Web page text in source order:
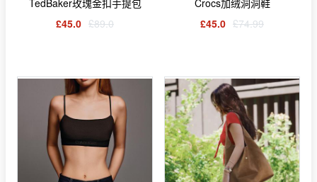
TedBaker玫瑰金扣手提包
£45.0 £89.0
Crocs加绒洞洞鞋
£45.0 £74.99